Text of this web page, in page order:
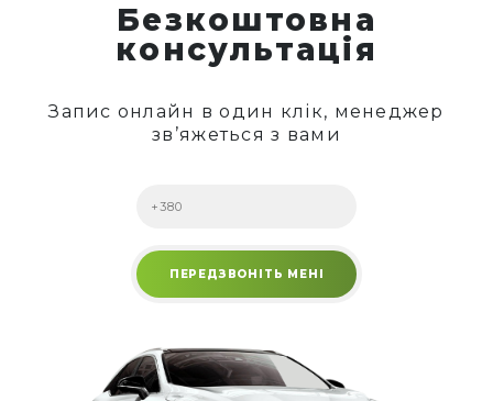
Безкоштовна
консультація
Запис онлайн в один клік, менеджер
зв’яжеться з вами